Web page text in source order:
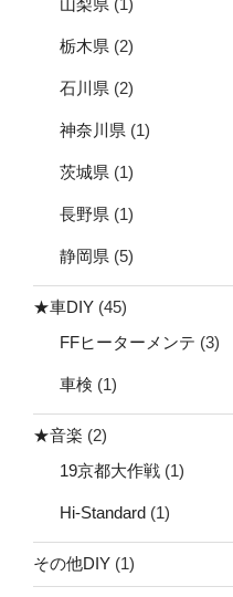
栃木県 (2)
石川県 (2)
神奈川県 (1)
茨城県 (1)
長野県 (1)
静岡県 (5)
★車DIY (45)
FFヒーターメンテ (3)
車検 (1)
★音楽 (2)
19京都大作戦 (1)
Hi-Standard (1)
その他DIY (1)